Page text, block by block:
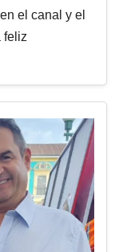
el canal y el
feliz